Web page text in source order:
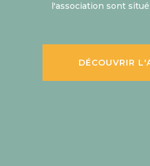
l'association sont
DÉCOUVRIR